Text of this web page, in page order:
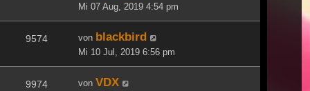
Mi 07 Aug, 2019 4:54 pm
9574 von blackbird
Mi 10 Jul, 2019 6:56 pm
9974 von VDX